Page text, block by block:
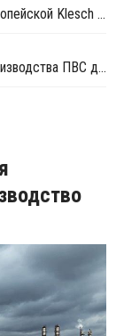
BP завершила продажу НПЗ в Германии европейской Klesch Group
Sinopec Chongqing увеличила мощность производства ПВС до 210 тысяч тонн